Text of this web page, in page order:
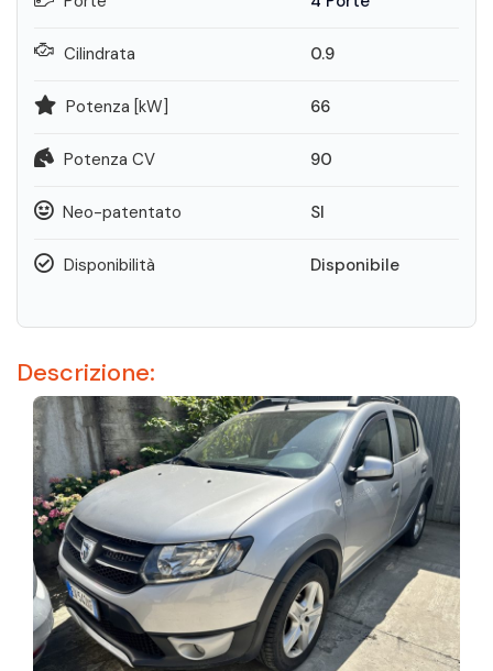
Descrizione:
Cilindrata 0.9
Potenza [kW] 66
Potenza CV 90
Neo-patentato SI
Disponibilità Disponibile